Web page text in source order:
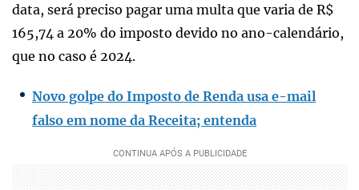
data, será preciso pagar uma multa que varia de R$
165,74 a 20% do imposto devido no ano-calendário,
que no caso é 2024.
Novo golpe do Imposto de Renda usa e-mail
falso em nome da Receita; entenda